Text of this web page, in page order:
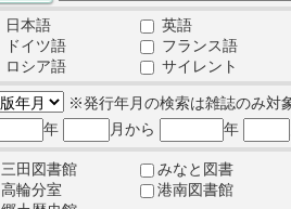
日本語
英語
ドイツ語
フランス語
ロシア語
サイレント
※発行年月の検索は雑誌のみ対
年
月から 年
三田図書館
みなと図書
高輪分室
港南図書館